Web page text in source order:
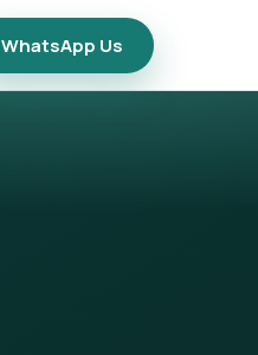
WhatsApp Us